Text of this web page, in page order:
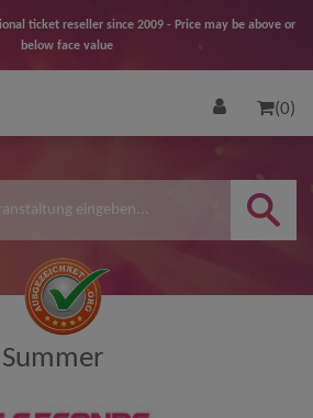
ticket reseller since 2009 - Price may be above or
below face value
(0)